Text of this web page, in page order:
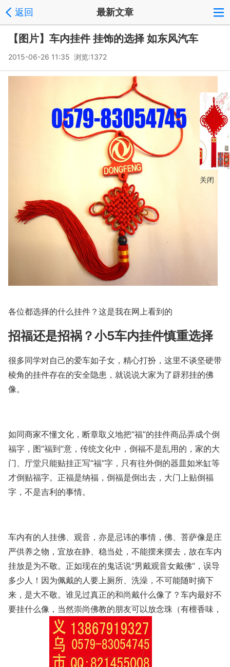
返回 最新文章
【图片】车内挂件 挂饰的选择 如东风汽车
2015-06-26 11:35 浏览:1372
各位都选择的什么挂件？这是我在网上看到的
招福还是招祸？小5车内挂件慎重选择
很多同学对自己的爱车如子女，精心打扮，这里不谈坚硬带
棱角的挂件存在的安全隐患，就说说大家为了辟邪挂的佛
像。
如同商家不懂文化，断章取义地把“福”的挂件商品弄成个倒
福字，图“福到”意，传统文化中，倒福不是乱用的，家的大
门、厅堂只能贴挂正写“福”字，只有往外倒的器皿如米缸等
才倒贴福字。正福是纳福，倒福是倒出去，大门上贴倒福
字，不是吉利的事情。
车内有的人挂佛、观音，亦是忌讳的事情，佛、菩萨像是庄
严供养之物，宜放在静、稳当处，不能摆来摆去，故在车内
挂放是为不敬。正如现在的鬼话说“男戴观音女戴佛”，误导
多少人！因为佩戴的人要上厕所、洗澡，不可能随时摘下
来，是大不敬。谁见过真正的和尚戴什么像了？车内最好不
要挂什么像，当然崇尚佛教的朋友可以放念珠（有檀香味，
关闭